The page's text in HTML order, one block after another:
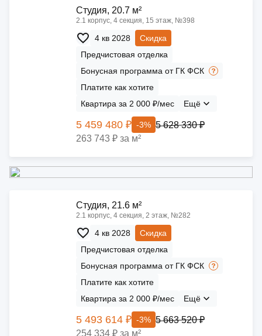
Cтудия, 20.7 м²
2.1 корпус, 4 секция, 15 этаж, №398
4 кв 2028
Скидка
Предчистовая отделка
Бонусная программа от ГК ФСК
Платите как хотите
Квартира за 2 000 ₽/мес
Ещё
5 459 480 ₽ -3% 5 628 330 ₽
263 743 ₽ за м²
Cтудия, 21.6 м²
2.1 корпус, 4 секция, 2 этаж, №282
4 кв 2028
Скидка
Предчистовая отделка
Бонусная программа от ГК ФСК
Платите как хотите
Квартира за 2 000 ₽/мес
Ещё
5 493 614 ₽ -3% 5 663 520 ₽
254 334 ₽ за м²